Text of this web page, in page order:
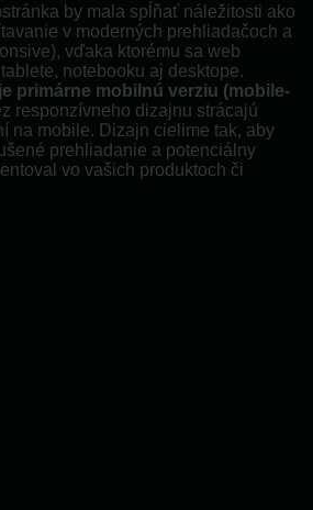
by mala spĺňať náležitosti ako
v moderných prehliadačoch a
vďaka ktorému sa web
notebooku aj desktope.
primárne mobilnú verziu (mobile-
responzívneho dizajnu strácajú
na mobile. Dizajn cielime tak, aby
prehliadanie a potenciálny
vo vašich produktoch či